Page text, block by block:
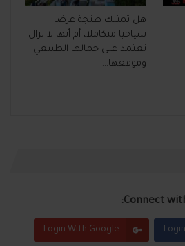
هل تمتلك طنجة عرضا
سياحيا متكاملا، أم أنها لا تزال
تعتمد على جمالها الطبيعي
وموقعها…
Connect
Login With Google